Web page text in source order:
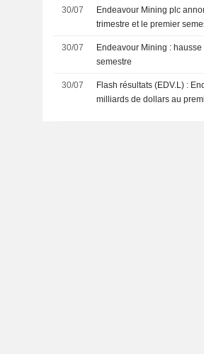
30/07
Endeavour Mining plc
trimestre et le premier
30/07
Endeavour Mining :
semestre
30/07
Flash résultats (EDV.L) :
milliards de dollars au